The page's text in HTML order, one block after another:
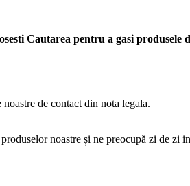
Cautarea pentru a gasi produsele
de contact din nota legala.
noastre și ne preocupă zi de